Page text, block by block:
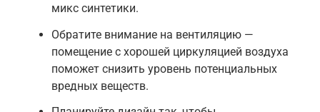
микс синтетики.
Обратите внимание на вентиляцию —
помещение с хорошей циркуляцией воздуха
поможет снизить уровень потенциальных
вредных веществ.